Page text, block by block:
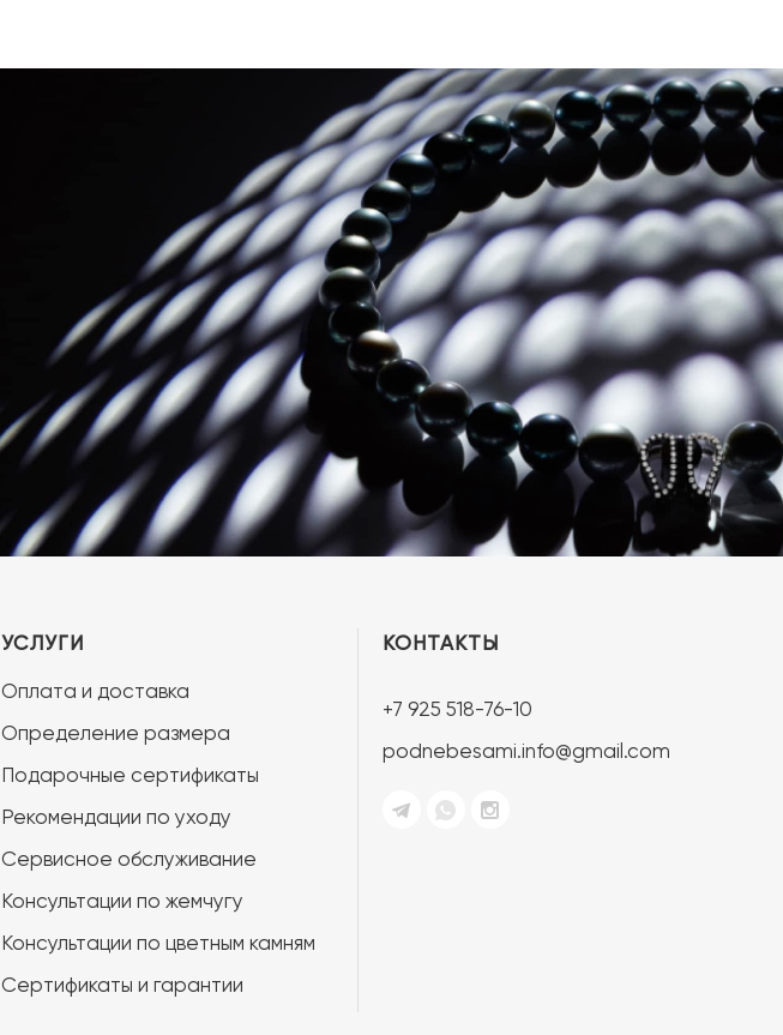
УСЛУГИ
Оплата и доставка
Определение размера
Подарочные сертификаты
Рекомендации по уходу
Сервисное обслуживание
Консультации по жемчугу
Консультации по цветным камням
Сертификаты и гарантии
КОНТАКТЫ
+7 925 518-76-10
podnebesami.info@gmail.com